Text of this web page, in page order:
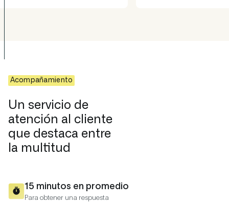
Acompañamiento
Un servicio de
atención al cliente
que destaca entre
la multitud
15 minutos en promedio
Para obtener una respuesta